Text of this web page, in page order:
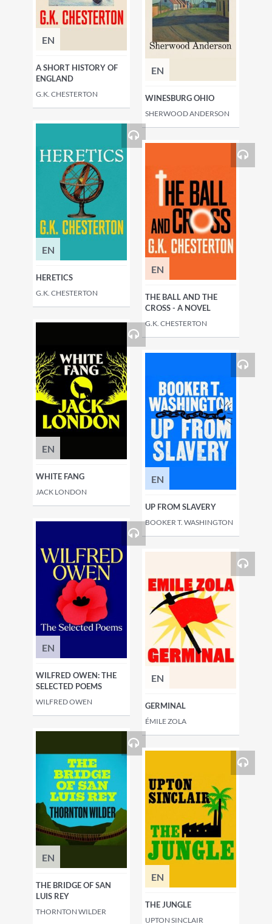
EN
A SHORT HISTORY OF
ENGLAND
G.K. CHESTERTON
EN
WINESBURG OHIO
SHERWOOD ANDERSON
EN
HERETICS
G.K. CHESTERTON
EN
THE BALL AND THE
CROSS - A NOVEL
G.K. CHESTERTON
EN
WHITE FANG
JACK LONDON
EN
UP FROM SLAVERY
BOOKER T. WASHINGTON
EN
WILFRED OWEN: THE
SELECTED POEMS
WILFRED OWEN
EN
GERMINAL
ÉMILE ZOLA
EN
THE BRIDGE OF SAN
LUIS REY
THORNTON WILDER
EN
THE JUNGLE
UPTON SINCLAIR